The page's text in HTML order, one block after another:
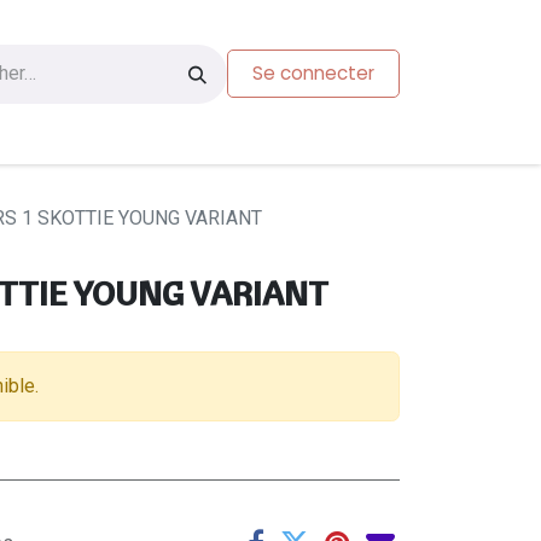
Se connecter
1 SKOTTIE YOUNG VARIANT
YOUNG VARIANT